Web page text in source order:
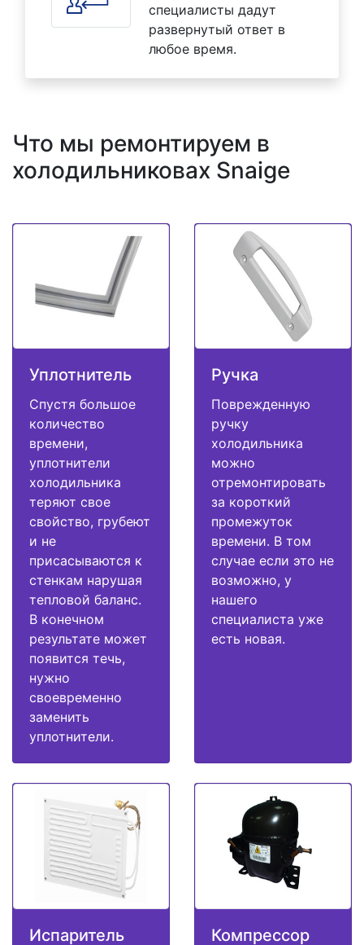
специалисты дадут
развернутый ответ в
любое время.
Что мы ремонтируем в
холодильниковах Snaige
Уплотнитель
Спустя большое
количество
времени,
уплотнители
холодильника
теряют свое
свойство, грубеют
и не
присасываются к
стенкам нарушая
тепловой баланс.
В конечном
результате может
появится течь,
нужно
своевременно
заменить
уплотнители.
Ручка
Поврежденную
ручку
холодильника
можно
отремонтировать
за короткий
промежуток
времени. В том
случае если это не
возможно, у
нашего
специалиста уже
есть новая.
Испаритель Компрессор